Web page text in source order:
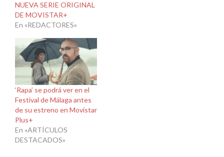
NUEVA SERIE ORIGINAL
DE MOVISTAR+
En «REDACTORES»
‘Rapa’ se podrá ver en el
Festival de Málaga antes
de su estreno en Movistar
Plus+
En «ARTÍCULOS
DESTACADOS»